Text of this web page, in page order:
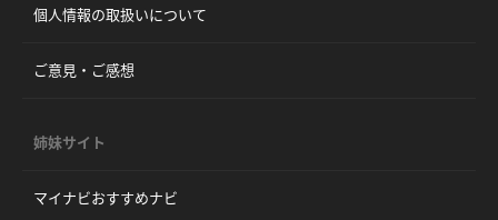
個人情報の取扱いについて
ご意見・ご感想
姉妹サイト
マイナビおすすめナビ